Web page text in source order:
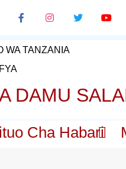
WA TANZANIA
DAMU
Cha Habari